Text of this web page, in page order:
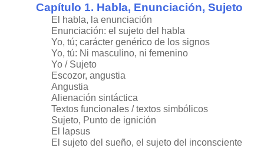
Capítulo 1. Habla, Enunciación, Sujeto
El habla, la enunciación
Enunciación: el sujeto del habla
Yo, tú; carácter genérico de los signos
Yo, tú: Ni masculino, ni femenino
Yo / Sujeto
Escozor, angustia
Angustia
Alienación sintáctica
Textos funcionales / textos simbólicos
Sujeto, Punto de ignición
El lapsus
El sujeto del sueño, el sujeto del inconsciente